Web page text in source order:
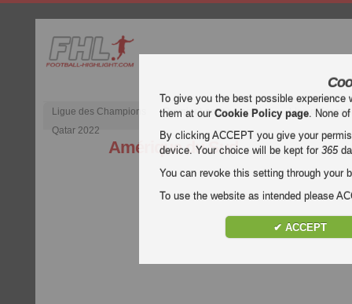
Ligue des Champions Premier League anglaise
Liga
Qatar 2022
Amérique du Sud
To give you the best possible
them at ourCookie Policy page. None
By clicking ACCEPT you give your
device. Your choice will be kept for365
You can revoke this setting through your
To use the website as intended please
✔ ACCEPT